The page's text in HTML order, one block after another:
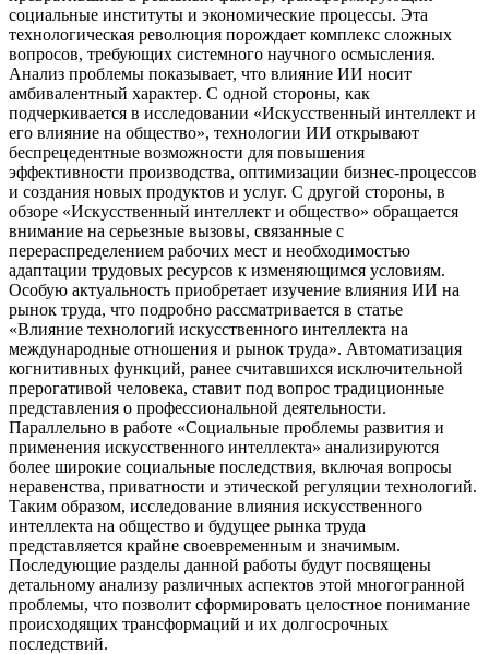
социальные институты и экономические процессы. Эта
технологическая революция порождает комплекс сложных
вопросов, требующих системного научного осмысления.
Анализ проблемы показывает, что влияние ИИ носит
амбивалентный характер. С одной стороны, как
подчеркивается в исследовании «Искусственный интеллект и
его влияние на общество», технологии ИИ открывают
беспрецедентные возможности для повышения
эффективности производства, оптимизации бизнес-процессов
и создания новых продуктов и услуг. С другой стороны, в
обзоре «Искусственный интеллект и общество» обращается
внимание на серьезные вызовы, связанные с
перераспределением рабочих мест и необходимостью
адаптации трудовых ресурсов к изменяющимся условиям.
Особую актуальность приобретает изучение влияния ИИ на
рынок труда, что подробно рассматривается в статье
«Влияние технологий искусственного интеллекта на
международные отношения и рынок труда». Автоматизация
когнитивных функций, ранее считавшихся исключительной
прерогативой человека, ставит под вопрос традиционные
представления о профессиональной деятельности.
Параллельно в работе «Социальные проблемы развития и
применения искусственного интеллекта» анализируются
более широкие социальные последствия, включая вопросы
неравенства, приватности и этической регуляции технологий.
Таким образом, исследование влияния искусственного
интеллекта на общество и будущее рынка труда
представляется крайне своевременным и значимым.
Последующие разделы данной работы будут посвящены
детальному анализу различных аспектов этой многогранной
проблемы, что позволит сформировать целостное понимание
происходящих трансформаций и их долгосрочных
последствий.